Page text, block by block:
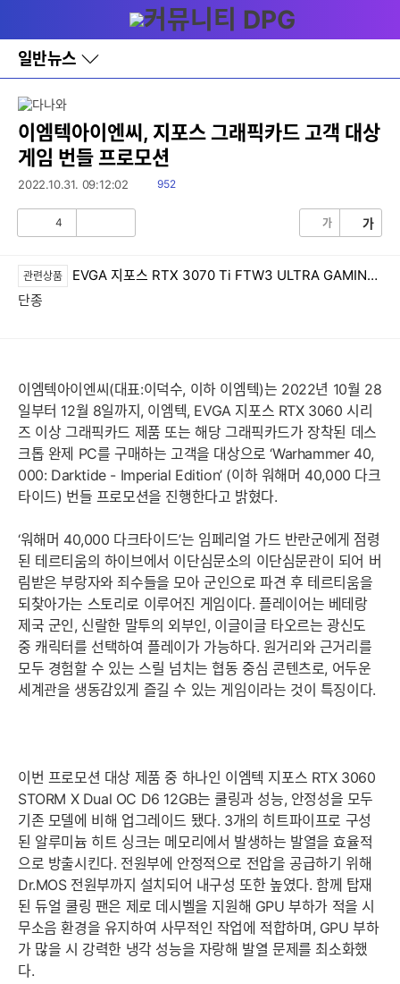
와
홈
일반뉴스
바
로
레
이
어
창
토
이엠텍아이엔씨, 지포스 그래픽카드 고객 대상
게임 번들 프로모션
2022.10.31. 09:12:02
읽
952
4 가 가
관련상품
EVGA 지포스 RTX 3070 Ti FTW3 ULTRA GAMING D6X 8GB
단종
이엠텍아이엔씨(대표:이덕수, 이하 이엠텍)는 2022년 10월 28
일부터 12월 8일까지, 이엠텍, EVGA 지포스 RTX 3060 시리
즈 이상 그래픽카드 제품 또는 해당 그래픽카드가 장착된 데스
크톱 완제 PC를 구매하는 고객을 대상으로 ‘Warhammer 40,
000: Darktide - Imperial Edition’ (이하 워해머 40,000 다크
타이드) 번들 프로모션을 진행한다고 밝혔다.
‘워해머 40,000 다크타이드’는 임페리얼 가드 반란군에게 점령
된 테르티움의 하이브에서 이단심문소의 이단심문관이 되어 버
림받은 부랑자와 죄수들을 모아 군인으로 파견 후 테르티움을
되찾아가는 스토리로 이루어진 게임이다. 플레이어는 베테랑
제국 군인, 신랄한 말투의 외부인, 이글이글 타오르는 광신도
중 캐릭터를 선택하여 플레이가 가능하다. 원거리와 근거리를
모두 경험할 수 있는 스릴 넘치는 협동 중심 콘텐츠로, 어두운
세계관을 생동감있게 즐길 수 있는 게임이라는 것이 특징이다.
이번 프로모션 대상 제품 중 하나인 이엠텍 지포스 RTX 3060
STORM X Dual OC D6 12GB는 쿨링과 성능, 안정성을 모두
기존 모델에 비해 업그레이드 됐다. 3개의 히트파이프로 구성
된 알루미늄 히트 싱크는 메모리에서 발생하는 발열을 효율적
으로 방출시킨다. 전원부에 안정적으로 전압을 공급하기 위해
Dr.MOS 전원부까지 설치되어 내구성 또한 높였다. 함께 탑재
된 듀얼 쿨링 팬은 제로 데시벨을 지원해 GPU 부하가 적을 시
무소음 환경을 유지하여 사무적인 작업에 적합하며, GPU 부하
가 많을 시 강력한 냉각 성능을 자랑해 발열 문제를 최소화했
다.